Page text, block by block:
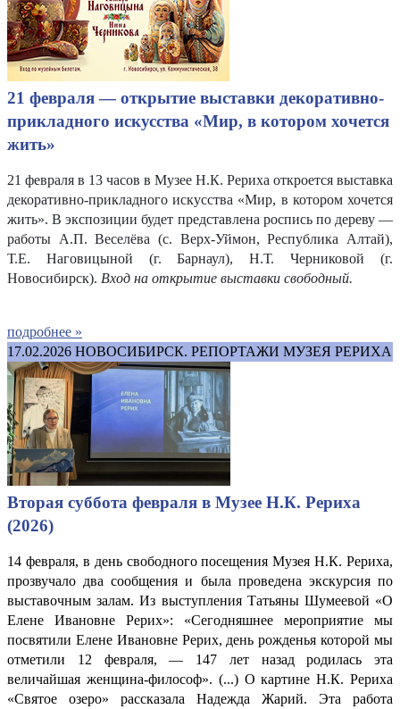
21 февраля — открытие выставки декоративно-
прикладного искусства «Мир, в котором хочется
жить»
21 февраля в 13 часов в Музее Н.К. Рериха откроется выставка
декоративно-прикладного искусства «Мир, в котором хочется
жить». В экспозиции будет представлена роспись по дереву —
работы А.П. Веселёва (с. Верх-Уймон, Республика Алтай),
Т.Е. Наговицыной (г. Барнаул), Н.Т. Черниковой (г.
Новосибирск). Вход на открытие выставки свободный.
подробнее »
17.02.2026 НОВОСИБИРСК. РЕПОРТАЖИ МУЗЕЯ РЕРИХА
Вторая суббота февраля в Музее Н.К. Рериха
(2026)
14 февраля, в день свободного посещения Музея Н.К. Рериха,
прозвучало два сообщения и была проведена экскурсия по
выставочным залам. Из выступления Татьяны Шумеевой «О
Елене Ивановне Рерих»: «Сегодняшнее мероприятие мы
посвятили Елене Ивановне Рерих, день рожденья которой мы
отметили 12 февраля, — 147 лет назад родилась эта
величайшая женщина-философ». (...) О картине Н.К. Рериха
«Святое озеро» рассказала Надежда Жарий. Эта работа